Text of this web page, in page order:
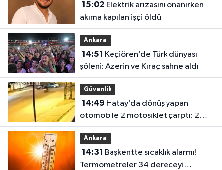
15:02
akıma kapılan işçi öldü
Ankara
14:51
şöleni: Azerin ve Kıraç sahne aldı
Güvenlik
14:49
otomobile 2 motosiklet çarptı: 2
yaralı
Ankara
14:31
Termometreler 34 dereceyi